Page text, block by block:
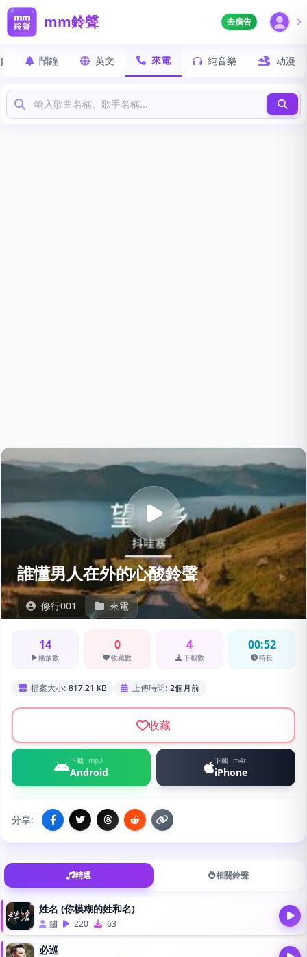
mm鈴聲 去廣告
鬧鐘 英文 來電 純音樂 动漫
誰懂男人在外的心酸鈴聲
修行001 來電
14
播放數
0
收藏數
4
下載數
00:52
時長
檔案大小: 817.21 KB 上傳時間: 2個月前
收藏
下載 mp3
Android
下載 m4r
iPhone
分享:
精選 相關鈴聲
姓名 (你模糊的姓和名)
鏽 220 63
必巡